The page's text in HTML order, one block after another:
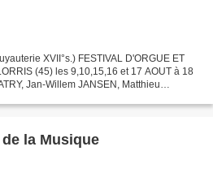
XVII°s.) FESTIVAL D'ORGUE ET
(45) les 9,10,15,16 et 17 AOUT à 18
Jan-Willem JANSEN, Matthieu
la Musique